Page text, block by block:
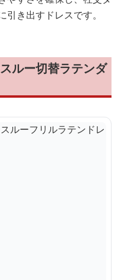
き出すドレスです。
ルー切替ラテンダ